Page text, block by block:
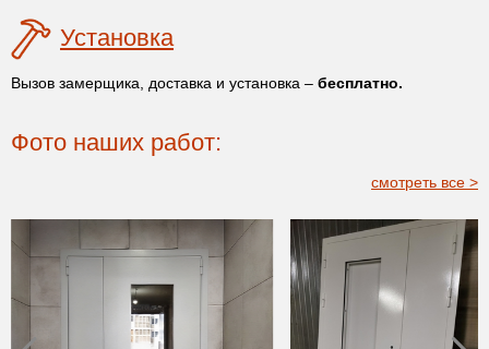
Установка
Вызов замерщика, доставка и установка – бесплатно.
Фото наших работ:
смотреть все >